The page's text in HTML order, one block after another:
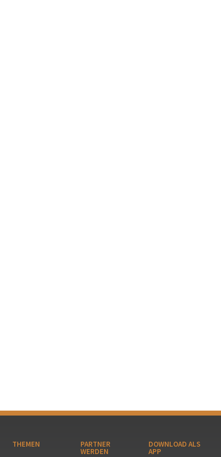
THEMEN PARTNER
WERDEN
DOWNLOAD ALS
APP